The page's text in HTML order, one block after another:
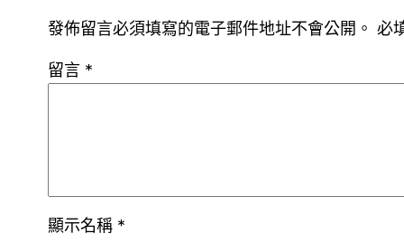
發佈留言必須填寫的電子郵件地址不會公開。 必
留言 *
顯示名稱 *